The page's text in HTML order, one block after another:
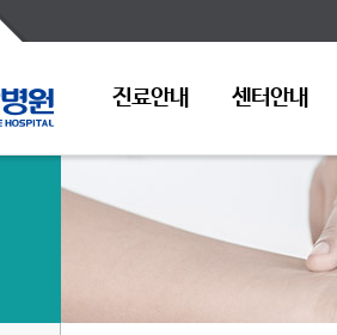
진료안내 센터안내